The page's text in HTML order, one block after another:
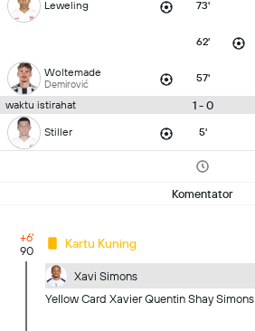
Leweling 73'
62'
Woltemade
Demirović 57'
waktu istirahat 1 - 0
Stiller 5'
Komentator
+6'
90
Kartu Kuning
Xavi Simons
Yellow Card Xavier Quentin Shay Simons